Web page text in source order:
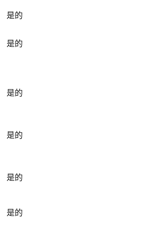
是的
是的
是的
是的
是的
是的